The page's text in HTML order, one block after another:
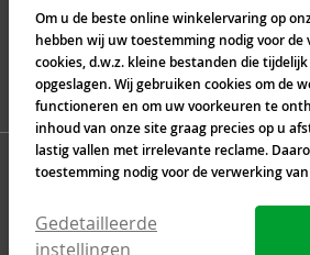
Om u de beste online winkelervaring op
hebben wij uw toestemming nodig voor de
cookies, d.w.z. kleine bestanden die
opgeslagen. Wij gebruiken cookies om de
functioneren en om uw voorkeuren te
inhoud van onze site graag precies op u
lastig vallen met irrelevante reclame.
toestemming nodig voor de verwerking
Gedetailleerde
instellingen